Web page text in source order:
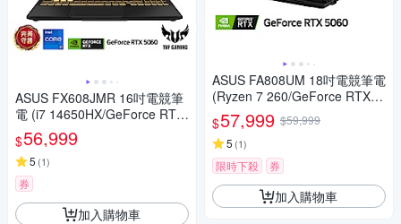
ASUS FX608JMR 16吋電競筆
電 (i7 14650HX/GeForce RTX
5060 8GB/16GB/1TB SSD/御
鐵灰/TUF Gaming F16)
$56,999
5 (1)
券
加入購物車
ASUS FA808UM 18吋電競筆電
(Ryzen 7 260/GeForce RTX 5
060 8GB/16GB/1TB SSD/御鐵
灰/TUF Gaming A18)
$57,999 $59,999
5 (1)
限時下殺 券
加入購物車